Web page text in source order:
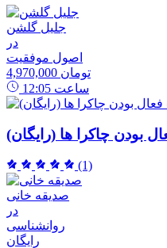
جلیل گلشن
در
اصول موفقیت
4,970,000 تومان
12:05 ساعت
بودن چاکرا ها (رایگان)
(1)
صدیقه خانی
در
روانشناسی
رایگان